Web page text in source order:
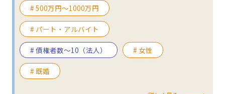
# 500万円〜1000万円
# パート・アルバイト
# 債権者数～10（法人） # 女性
# 既婚